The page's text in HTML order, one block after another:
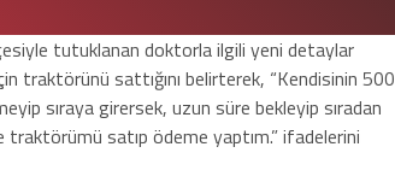
tutuklanan doktorla ilgili yeni detaylar
traktörünü sattığını belirterek, “Kendisinin 500
sıraya girersek, uzun süre bekleyip sıradan
traktörümü satıp ödeme yaptım.” ifadelerini